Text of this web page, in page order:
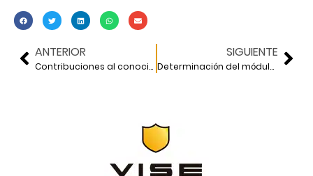
ANTERIOR
Contribuciones al conocimiento de la geotecnia temprana durante el siglo XX: Ralph Peck
SIGUIENTE
Determinación del módulo de elasticidad compuesto de pilas